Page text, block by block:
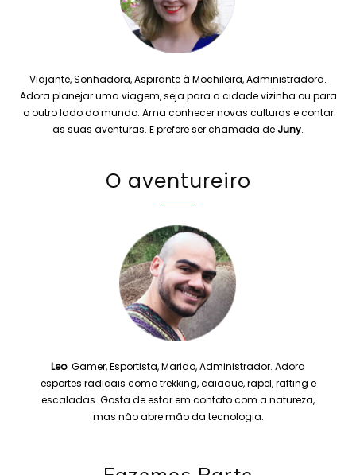
Viajante, Sonhadora, Aspirante à Mochileira, Administradora.
Adora planejar uma viagem, seja para a cidade vizinha ou para
o outro lado do mundo. Ama conhecer novas culturas e contar
as suas aventuras. E prefere ser chamada de Juny.
O aventureiro
Leo: Gamer, Esportista, Marido, Administrador. Adora
esportes radicais como trekking, caiaque, rapel, rafting e
escaladas. Gosta de estar em contato com a natureza,
mas não abre mão da tecnologia.